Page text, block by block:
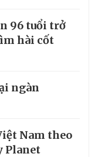
96 tuổi trở
hài cốt
ngàn
Nam theo
Planet